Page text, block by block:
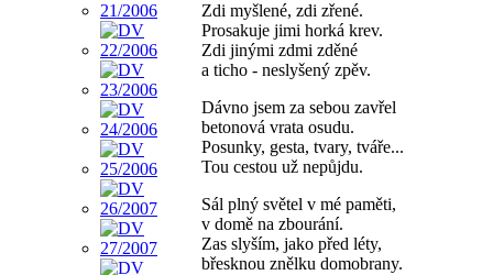
Zdi myšlené, zdi zřené.
Prosakuje jimi horká krev.
Zdi jinými zdmi zděné
a ticho - neslyšený zpěv.
Dávno jsem za sebou zavřel
betonová vrata osudu.
Posunky, gesta, tvary, tváře...
Tou cestou už nepůjdu.
Sál plný světel v mé paměti,
v domě na zbourání.
Zas slyším, jako před léty,
břesknou znělku domobrany.